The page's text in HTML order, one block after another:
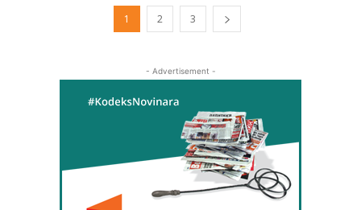
1 2 3
- Advertisement -